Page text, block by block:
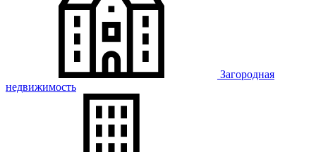
Загородная
недвижимость